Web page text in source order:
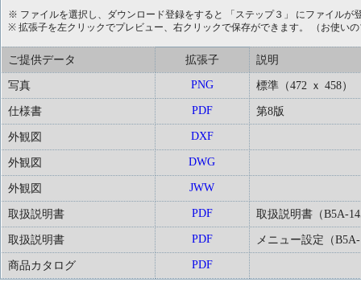
※ ファイルを選択し、ダウンロード登録をすると 「ステップ３」 にファイルが
※ 拡張子を左クリックでプレビュー、右クリックで保存ができます。 （お使い
ご提供データ 拡張子 説明
写真 PNG 標準（472 ｘ 458）
仕様書 PDF 第8版
外観図 DXF
外観図 DWG
外観図 JWW
取扱説明書 PDF 取扱説明書（B5A-
取扱説明書 PDF メニュー設定（
商品カタログ PDF